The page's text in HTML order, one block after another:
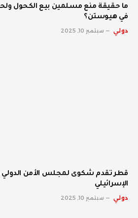
ما حقيقة منع مسلمين بيع الكحول ولحم
في هيوستن؟
دولي سبتمبر 10, 2025
قطر تقدم شكوى لمجلس الأمن الدولي
الإسرائيلي
دولي سبتمبر 10, 2025